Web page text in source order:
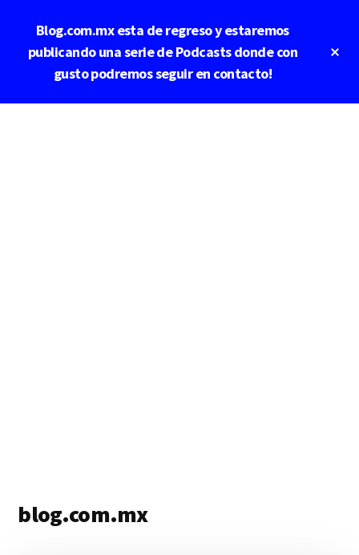
contenido
principal
Blog.com.mx esta de regreso y estaremos
publicando una serie de Podcasts donde con
gusto podremos seguir en contacto!
blog.com.mx